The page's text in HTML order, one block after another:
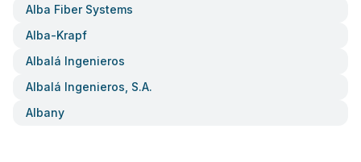
Alba Fiber Systems
Alba-Krapf
Albalá Ingenieros
Albalá Ingenieros, S.a.
Albany